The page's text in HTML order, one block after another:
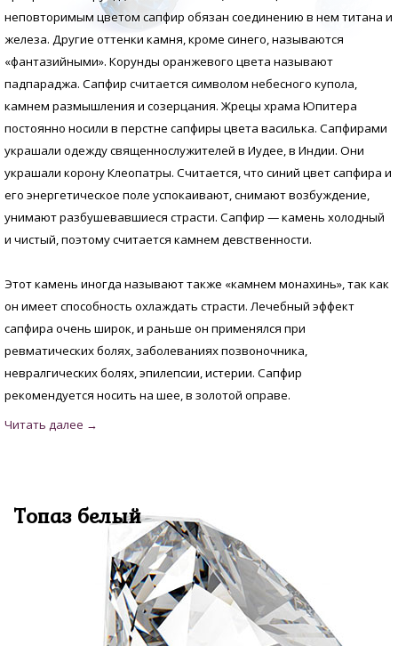
неповторимым цветом сапфир обязан соединению в нем титана и
железа. Другие оттенки камня, кроме синего, называются
«фантазийными». Корунды оранжевого цвета называют
падпараджа. Сапфир считается символом небесного купола,
камнем размышления и созерцания. Жрецы храма Юпитера
постоянно носили в перстне сапфиры цвета василька. Сапфирами
украшали одежду священнослужителей в Иудее, в Индии. Они
украшали корону Клеопатры. Считается, что синий цвет сапфира и
его энергетическое поле успокаивают, снимают возбуждение,
унимают разбушевавшиеся страсти. Сапфир — камень холодный
и чистый, поэтому считается камнем девственности.
Этот камень иногда называют также «камнем монахинь», так как
он имеет способность охлаждать страсти. Лечебный эффект
сапфира очень широк, и раньше он применялся при
ревматических болях, заболеваниях позвоночника,
невралгических болях, эпилепсии, истерии. Сапфир
рекомендуется носить на шее, в золотой оправе.
Топаз белый